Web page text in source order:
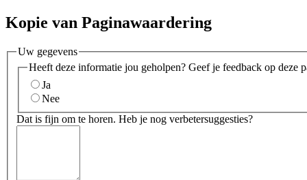
Kopie van Paginawaardering
Uw gegevens
Heeft deze informatie jou geholpen? Geef je feedback op deze
Ja
Nee
Dat is fijn om te horen. Heb je nog verbetersuggesties?